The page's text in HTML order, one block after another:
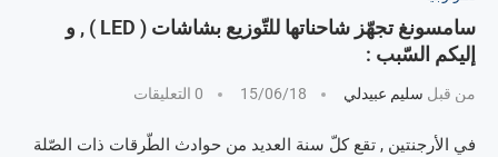
سامسونغ تجهّز شاحناتها للتّوزيع بشاشات ( LED ) , و
إليكم السّبب :
من قبل سليم عبيدلي 15/06/18 0 التعليقات
في الأرجنتين , تقع كلّ سنة العديد من حوادث الطّرقات ذات الصّلة